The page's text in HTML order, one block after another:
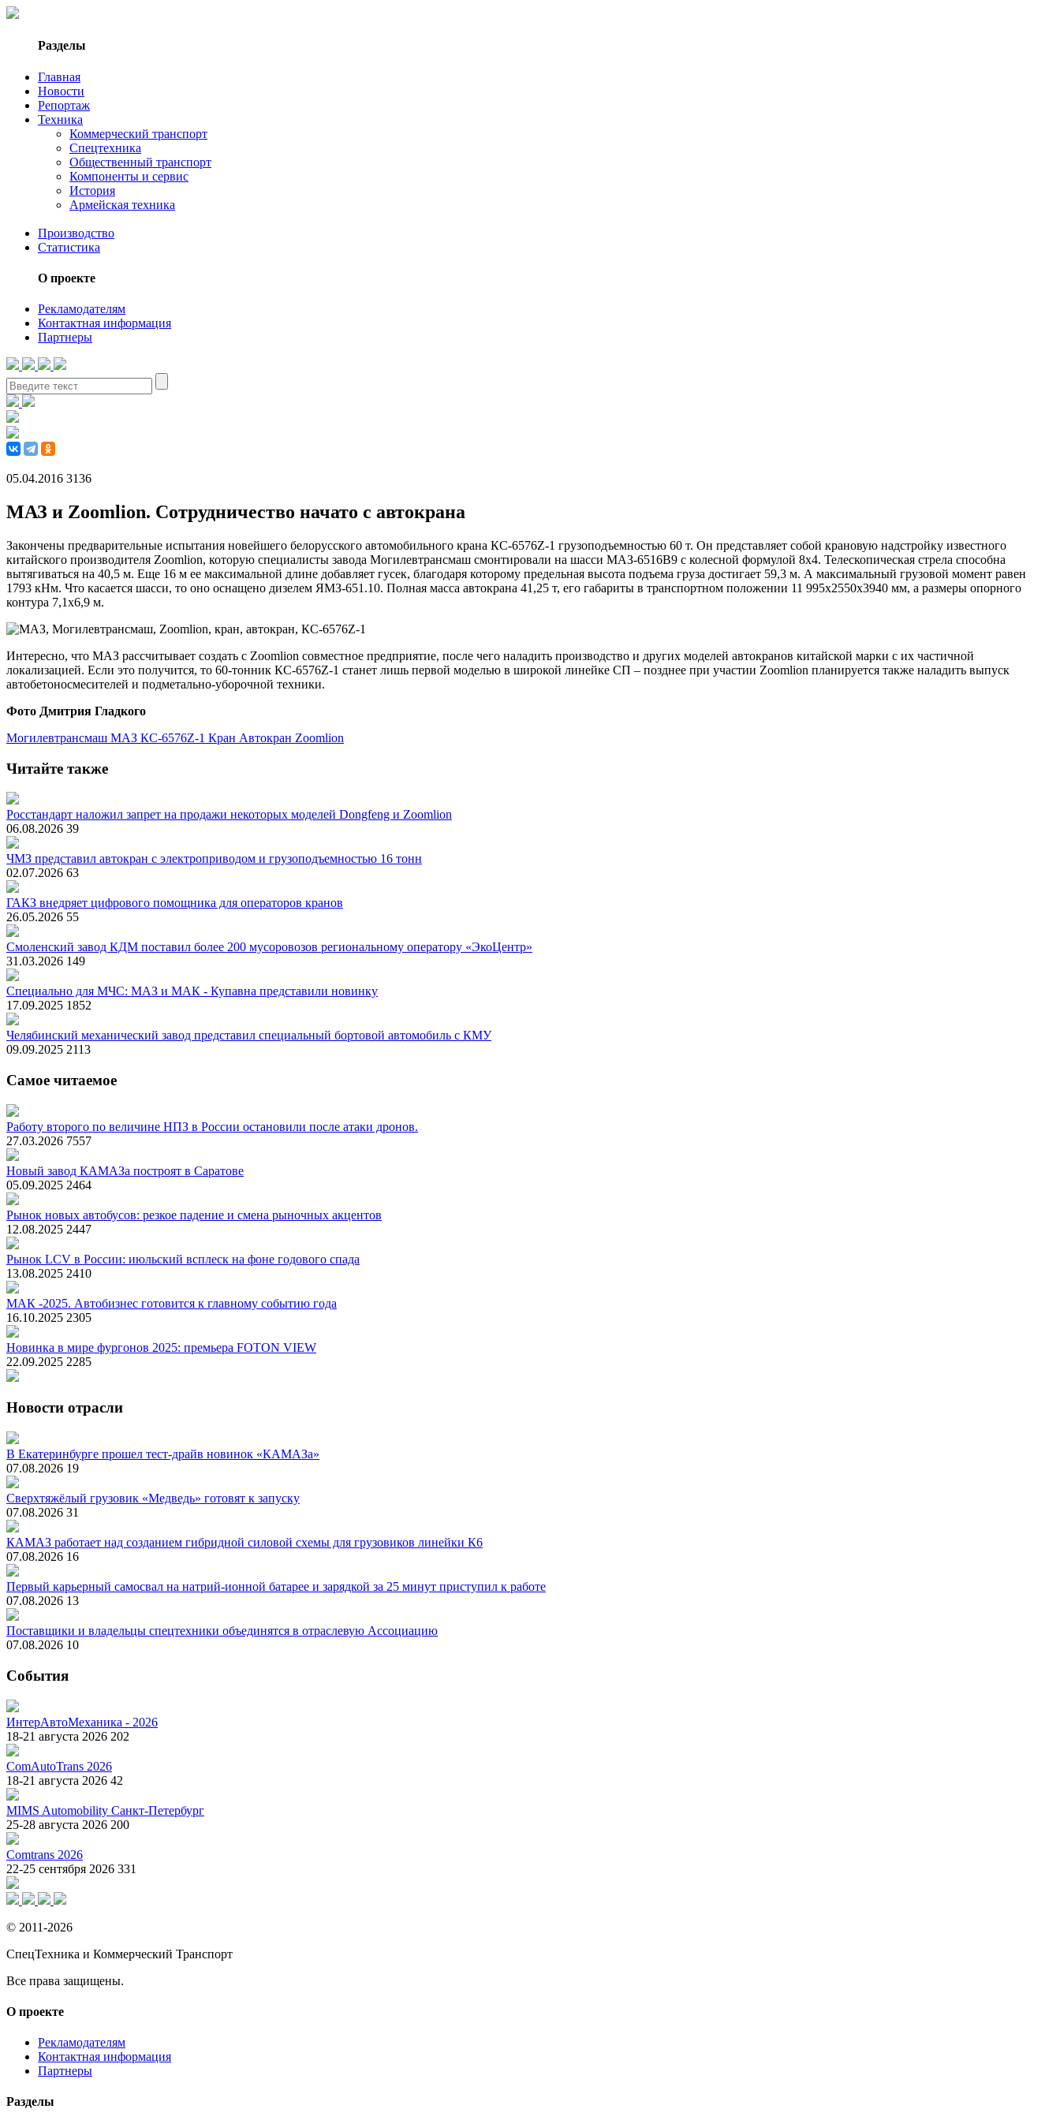
Разделы
Главная
Новости
Репортаж
Техника
Коммерческий транспорт
Спецтехника
Общественный транспорт
Компоненты и сервис
История
Армейская техника
Производство
Статистика
О проекте
Рекламодателям
Контактная информация
Партнеры
05.04.2016 3136
МАЗ и Zoomlion. Сотрудничество начато с автокрана
Закончены предварительные испытания новейшего белорусского автомобильного крана КС-6576Z-1 грузоподъемностью 60 т. Он представляет собой крановую надстройку известного
китайского производителя Zoomlion, которую специалисты завода Могилевтрансмаш смонтировали на шасси МАЗ-6516В9 с колесной формулой 8х4. Телескопическая стрела способна
вытягиваться на 40,5 м. Еще 16 м ее максимальной длине добавляет гусек, благодаря которому предельная высота подъема груза достигает 59,3 м. А максимальный грузовой момент равен
1793 кНм. Что касается шасси, то оно оснащено дизелем ЯМЗ-651.10. Полная масса автокрана 41,25 т, его габариты в транспортном положении 11 995х2550х3940 мм, а размеры опорного
контура 7,1х6,9 м.
Интересно, что МАЗ рассчитывает создать с Zoomlion совместное предприятие, после чего наладить производство и других моделей автокранов китайской марки с их частичной
локализацией. Если это получится, то 60-тонник КС-6576Z-1 станет лишь первой моделью в широкой линейке СП – позднее при участии Zoomlion планируется также наладить выпуск
автобетоносмесителей и подметально-уборочной техники.
Фото Дмитрия Гладкого
Могилевтрансмаш МАЗ КС-6576Z-1 Кран Автокран Zoomlion
Читайте также
Росстандарт наложил запрет на продажи некоторых моделей Dongfeng и Zoomlion
06.08.2026 39
ЧМЗ представил автокран с электроприводом и грузоподъемностью 16 тонн
02.07.2026 63
ГАКЗ внедряет цифрового помощника для операторов кранов
26.05.2026 55
Смоленский завод КДМ поставил более 200 мусоровозов региональному оператору «ЭкоЦентр»
31.03.2026 149
Специально для МЧС: МАЗ и МАК - Купавна представили новинку
17.09.2025 1852
Челябинский механический завод представил специальный бортовой автомобиль с КМУ
09.09.2025 2113
Самое читаемое
Работу второго по величине НПЗ в России остановили после атаки дронов.
27.03.2026 7557
Новый завод КАМАЗа построят в Саратове
05.09.2025 2464
Рынок новых автобусов: резкое падение и смена рыночных акцентов
12.08.2025 2447
Рынок LCV в России: июльский всплеск на фоне годового спада
13.08.2025 2410
МАК -2025. Автобизнес готовится к главному событию года
16.10.2025 2305
Новинка в мире фургонов 2025: премьера FOTON VIEW
22.09.2025 2285
Новости отрасли
В Екатеринбурге прошел тест-драйв новинок «КАМАЗа»
07.08.2026 19
Сверхтяжёлый грузовик «Медведь» готовят к запуску
07.08.2026 31
КАМАЗ работает над созданием гибридной силовой схемы для грузовиков линейки К6
07.08.2026 16
Первый карьерный самосвал на натрий-ионной батарее и зарядкой за 25 минут приступил к работе
07.08.2026 13
Поставщики и владельцы спецтехники объединятся в отраслевую Ассоциацию
07.08.2026 10
События
ИнтерАвтоМеханика - 2026
18-21 августа 2026 202
ComAutoTrans 2026
18-21 августа 2026 42
MIMS Automobility Санкт-Петербург
25-28 августа 2026 200
Comtrans 2026
22-25 сентября 2026 331
© 2011-2026
СпецТехника и Коммерческий Транспорт
Все права защищены.
О проекте
Рекламодателям
Контактная информация
Партнеры
Разделы